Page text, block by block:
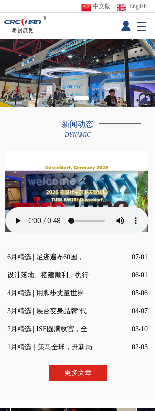
中文版 English
T
g
g
l
e
n
a
v
n
新闻动态
DYNAMIC
6月精选 | 足迹遍布60国，励创的设计搭建服务值得托付 07-01
设计落地、搭建顺利、执行到位：励创5月成绩单 06-01
4月精选 | 用脚步丈量世界，以实干致敬每一份付出 05-06
3月精选 | 展台变身品牌“代言人”，实力圈粉 04-07
2月精选 | ISE圆满收官，全球征程再提速 03-10
1月精选｜策马全球，开新局 02-03
更多文章